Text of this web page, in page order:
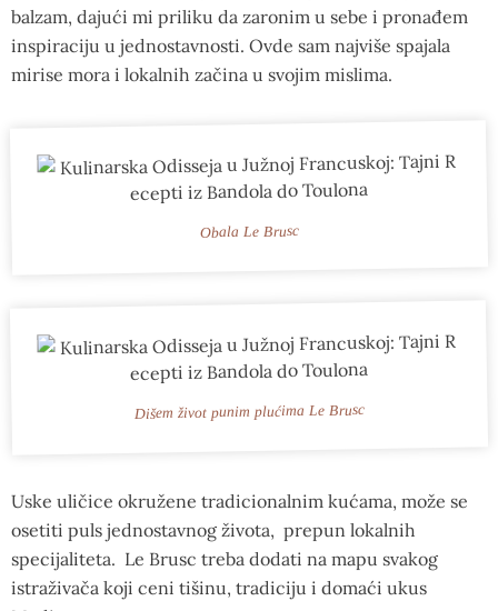
balzam, dajući mi priliku da zaronim u sebe i pronađem
inspiraciju u jednostavnosti. Ovde sam najviše spajala
mirise mora i lokalnih začina u svojim mislima.
Obala Le Brusc
Dišem život punim plućima Le Brusc
Uske uličice okružene tradicionalnim kućama, može se
osetiti puls jednostavnog života, prepun lokalnih
specijaliteta. Le Brusc treba dodati na mapu svakog
istraživača koji ceni tišinu, tradiciju i domaći ukus